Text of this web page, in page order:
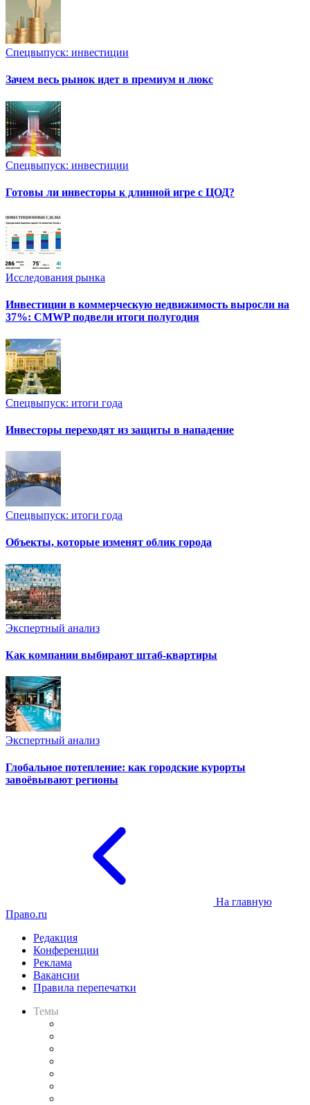
Спецвыпуск: инвестиции
Зачем весь рынок идет в премиум и люкс
Спецвыпуск: инвестиции
Готовы ли инвесторы к длинной игре с ЦОД?
Исследования рынка
Инвестиции в коммерческую недвижимость выросли на
37%: CMWP подвели итоги полугодия
Спецвыпуск: итоги года
Инвесторы переходят из защиты в нападение
Спецвыпуск: итоги года
Объекты, которые изменят облик города
Экспертный анализ
Как компании выбирают штаб-квартиры
Экспертный анализ
Глобальное потепление: как городские курорты
завоёвывают регионы
На главную
Право.ru
Редакция
Конференции
Реклама
Вакансии
Правила перепечатки
Темы